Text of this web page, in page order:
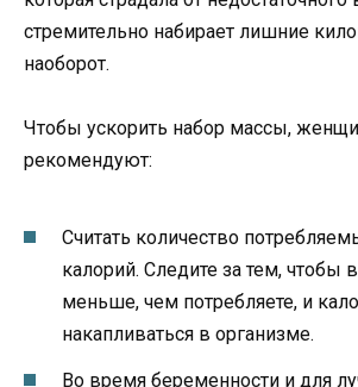
стремительно набирает лишние
наоборот.
Чтобы ускорить набор массы,
рекомендуют:
Считать количество
калорий. Следите за тем, чтобы
меньше, чем потребляете, и
накапливаться в организме.
Во время беременности и для